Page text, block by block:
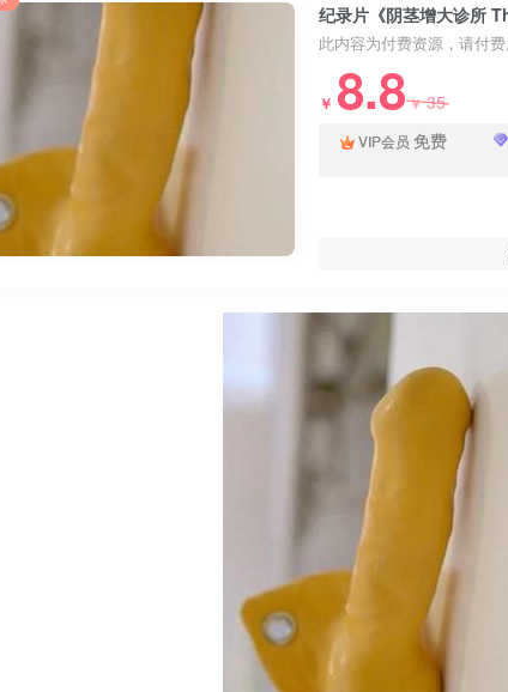
纪录片《阴茎增大诊所
此内容为付费资源，请付
￥ 8.8￥35
VIP会员 免费